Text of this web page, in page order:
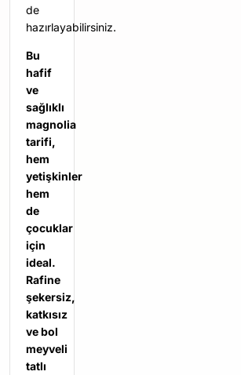
de
hazırlayabilirsiniz.
Bu
hafif
ve
sağlıklı
magnolia
tarifi,
hem
yetişkinler
hem
de
çocuklar
için
ideal.
Rafine
şekersiz,
katkısız
ve bol
meyveli
tatlı